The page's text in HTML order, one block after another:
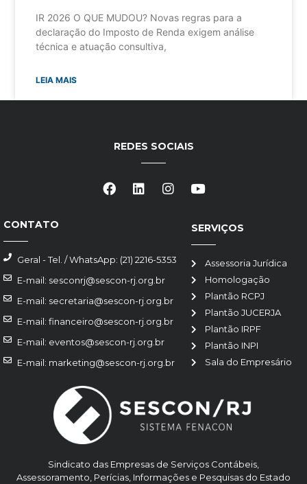
IR 2026 O QUE MUDOU? Novas regras para a
declaração do Imposto de Renda exigem análise
técnica e atuação consultiva,
LEIA MAIS
Sindicato das Empresas de Serviços Contábeis,
Assessoramento, Perícias, Informações e Pesquisas do Estado
SERVIÇOS
Assessoria Jurídica
Homologação
Plantão RCPJ
Plantão JUCERJA
Plantão IRPF
Plantão INPI
Sala do Empresário
CONTATO
Geral - Tel. / WhatsApp: (21) 2216-5353
E-mail: sesconrj@sescon-rj.org.br
E-mail: secretaria@sescon-rj.org.br
E-mail: financeiro@sescon-rj.org.br
E-mail: eventos@sescon-rj.org.br
E-mail: marketing@sescon-rj.org.br
REDES SOCIAIS